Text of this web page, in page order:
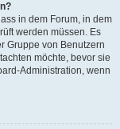
in dem Forum, in dem
werden müssen. Es
Gruppe von Benutzern
möchte, bevor sie
Administration, wenn